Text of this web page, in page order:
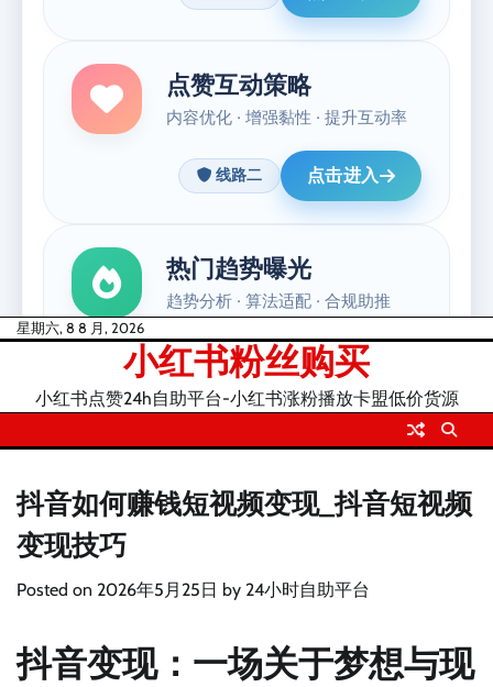
Skip星期六, 8 8 月, 2026
小红书粉丝购买
小红书点赞24h自助平台-小红书涨粉播放卡盟低价货源
抖音如何赚钱短视频变现_抖音短视频
变现技巧
Posted on 2026年5月25日 by 24小时自助平台
抖音变现：一场关于梦想与现